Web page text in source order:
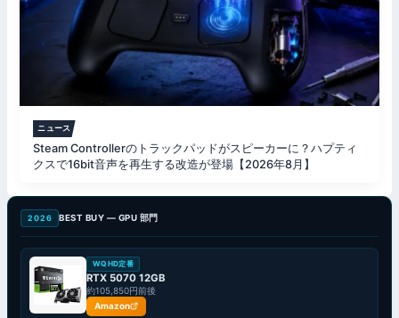
ニュース
Steam Controllerのトラックパッドがスピーカーに？ハプティ
クスで16bit音声を再生する改造が登場【2026年8月】
2026 BEST BUY — GPU 部門
WQHD定番
RTX 5070 12GB
約105,850円前後
Amazon